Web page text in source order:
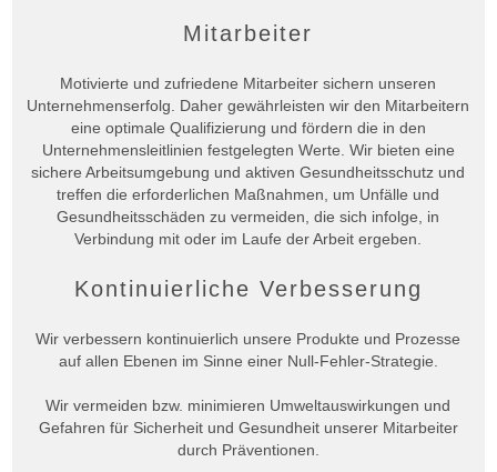
Mitarbeiter
Motivierte und zufriedene Mitarbeiter sichern unseren
Unternehmenserfolg. Daher gewährleisten wir den Mitarbeitern
eine optimale Qualifizierung und fördern die in den
Unternehmensleitlinien festgelegten Werte. Wir bieten eine
sichere Arbeitsumgebung und aktiven Gesundheitsschutz und
treffen die erforderlichen Maßnahmen, um Unfälle und
Gesundheitsschäden zu vermeiden, die sich infolge, in
Verbindung mit oder im Laufe der Arbeit ergeben.
Kontinuierliche Verbesserung
Wir verbessern kontinuierlich unsere Produkte und Prozesse
auf allen Ebenen im Sinne einer Null-Fehler-Strategie.
Wir vermeiden bzw. minimieren Umweltauswirkungen und
Gefahren für Sicherheit und Gesundheit unserer Mitarbeiter
durch Präventionen.